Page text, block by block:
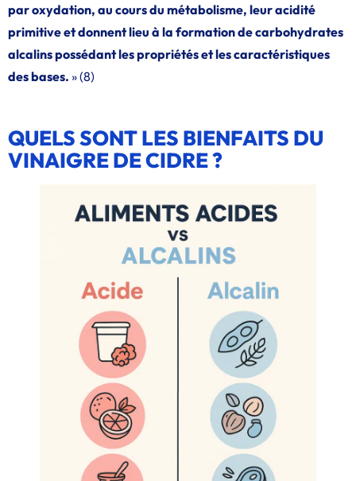
par oxydation, au cours du métabolisme, leur acidité
primitive et donnent lieu à la formation de carbohydrates
alcalins possédant les propriétés et les caractéristiques
des bases. » (8)
QUELS SONT LES BIENFAITS DU
VINAIGRE DE CIDRE ?